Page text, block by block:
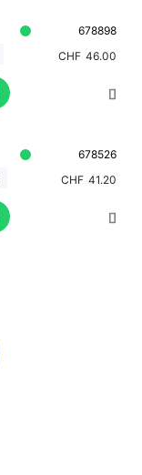
678898
CHF 46.00
678526
CHF 41.20